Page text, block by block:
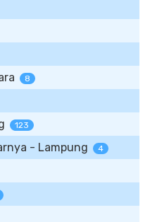
8
123
- Lampung 4